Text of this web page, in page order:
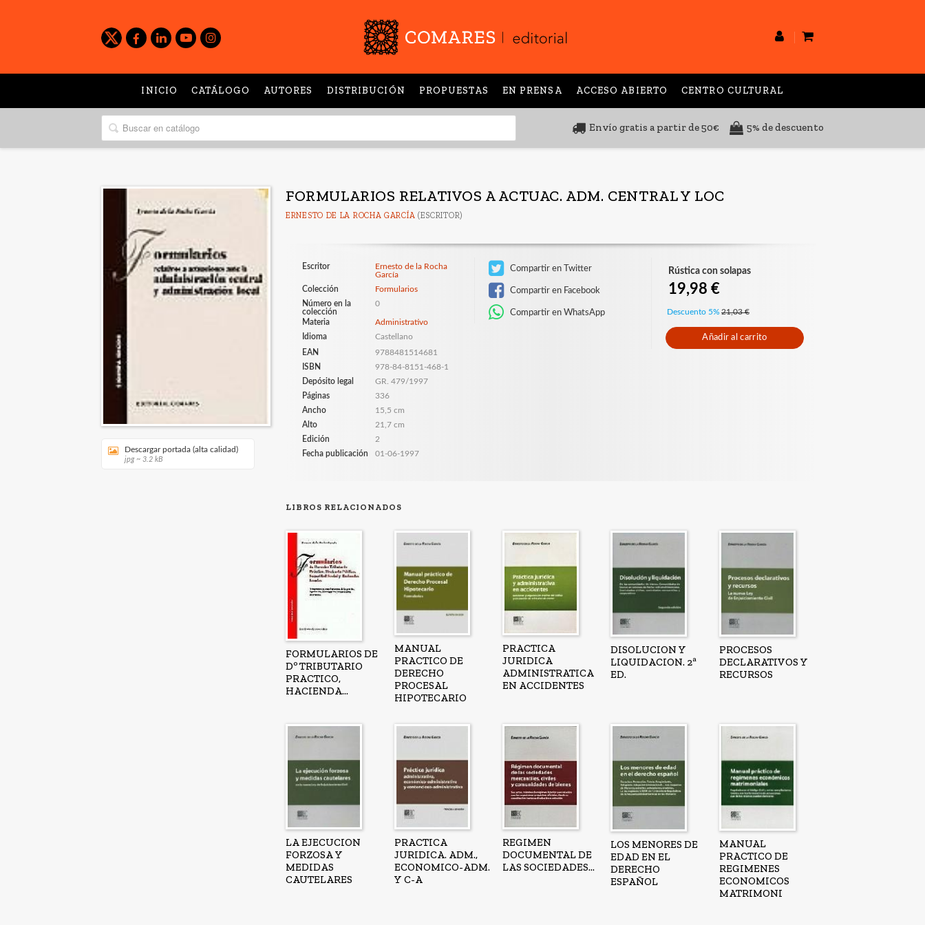
INICIO CATÁLOGO AUTORES DISTRIBUCIÓN PROPUESTAS EN PRENSA ACCESO ABIERTO CENTRO CULTURAL
Envío gratis a partir de 50€ 5% de descuento
Descargar portada (alta calidad)
jpg ~ 3.2 kB
FORMULARIOS RELATIVOS A ACTUAC. ADM. CENTRAL Y LOC
ERNESTO DE LA ROCHA GARCÍA (ESCRITOR)
Escritor
Ernesto de la Rocha
García
Colección
Formularios
Número en la
colección
0
Materia
Administrativo
Idioma
Castellano
EAN
9788481514681
ISBN
978-84-8151-468-1
Depósito legal
GR. 479/1997
Páginas
336
Ancho
15,5 cm
Alto
21,7 cm
Edición
2
Fecha publicación
01-06-1997
Compartir en Twitter
Compartir en Facebook
Compartir en WhatsApp
Rústica con solapas
19,98 €
Descuento 5% 21,03 €
Añadir al carrito
LIBROS RELACIONADOS
FORMULARIOS DE
Dº TRIBUTARIO
PRACTICO,
HACIENDA...
MANUAL
PRACTICO DE
DERECHO
PROCESAL
HIPOTECARIO
PRACTICA
JURIDICA
ADMINISTRATICA
EN ACCIDENTES
DISOLUCION Y
LIQUIDACION. 2ª
ED.
PROCESOS
DECLARATIVOS Y
RECURSOS
LA EJECUCION
FORZOSA Y
MEDIDAS
CAUTELARES
PRACTICA
JURIDICA. ADM.,
ECONOMICO-ADM.
Y C-A
REGIMEN
DOCUMENTAL DE
LAS SOCIEDADES...
LOS MENORES DE
EDAD EN EL
DERECHO
ESPAÑOL
MANUAL
PRACTICO DE
REGIMENES
ECONOMICOS
MATRIMONI